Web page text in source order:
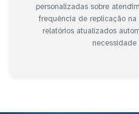
personalizadas sobre
frequência de replicação
relatórios atualizados
necessidade